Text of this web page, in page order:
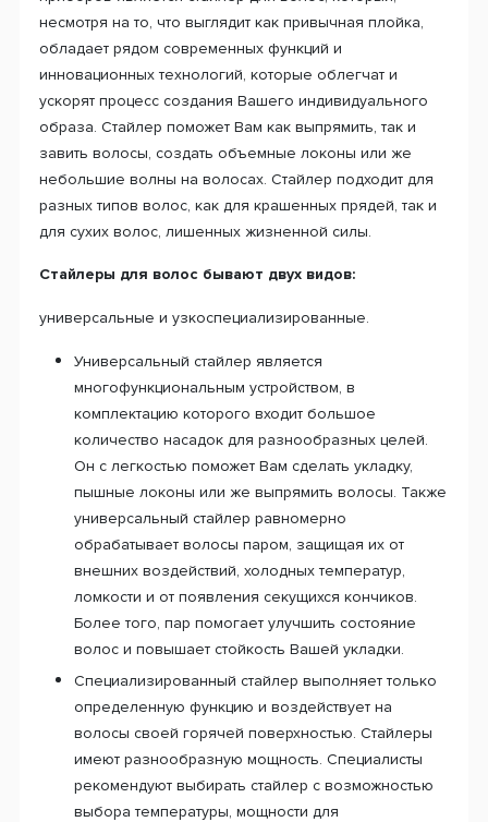
несмотря на то, что выглядит как привычная плойка,
обладает рядом современных функций и
инновационных технологий, которые облегчат и
ускорят процесс создания Вашего индивидуального
образа. Стайлер поможет Вам как выпрямить, так и
завить волосы, создать объемные локоны или же
небольшие волны на волосах. Стайлер подходит для
разных типов волос, как для крашенных прядей, так и
для сухих волос, лишенных жизненной силы.
Стайлеры для волос бывают двух видов:
универсальные и узкоспециализированные.
Универсальный стайлер является
многофункциональным устройством, в
комплектацию которого входит большое
количество насадок для разнообразных целей.
Он с легкостью поможет Вам сделать укладку,
пышные локоны или же выпрямить волосы. Также
универсальный стайлер равномерно
обрабатывает волосы паром, защищая их от
внешних воздействий, холодных температур,
ломкости и от появления секущихся кончиков.
Более того, пар помогает улучшить состояние
волос и повышает стойкость Вашей укладки.
Специализированный стайлер выполняет только
определенную функцию и воздействует на
волосы своей горячей поверхностью. Стайлеры
имеют разнообразную мощность. Специалисты
рекомендуют выбирать стайлер с возможностью
выбора температуры, мощности для